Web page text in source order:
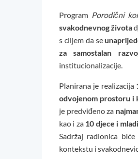
Program Porodični
svakodnevnog života
s ciljem da se
za samostalan
institucionalizacije.
Planirana je realizacija
odvojenom prostoru i
je predviđeno za
kao i za 10 djece i
Sadržaj radionica
kontekstu i